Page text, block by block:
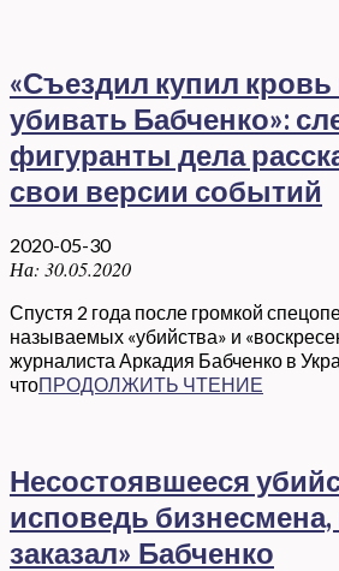
«Съездил купил
убивать Бабченко»:
фигуранты дела
свои версии событий
2020-05-30
На: 30.05.2020
Спустя 2 года после громкой
называемых «убийства» и
журналиста Аркадия Бабченко в
чтоПРОДОЛЖИТЬ ЧТЕНИЕ
Несостоявшееся
исповедь
заказал» Бабченко